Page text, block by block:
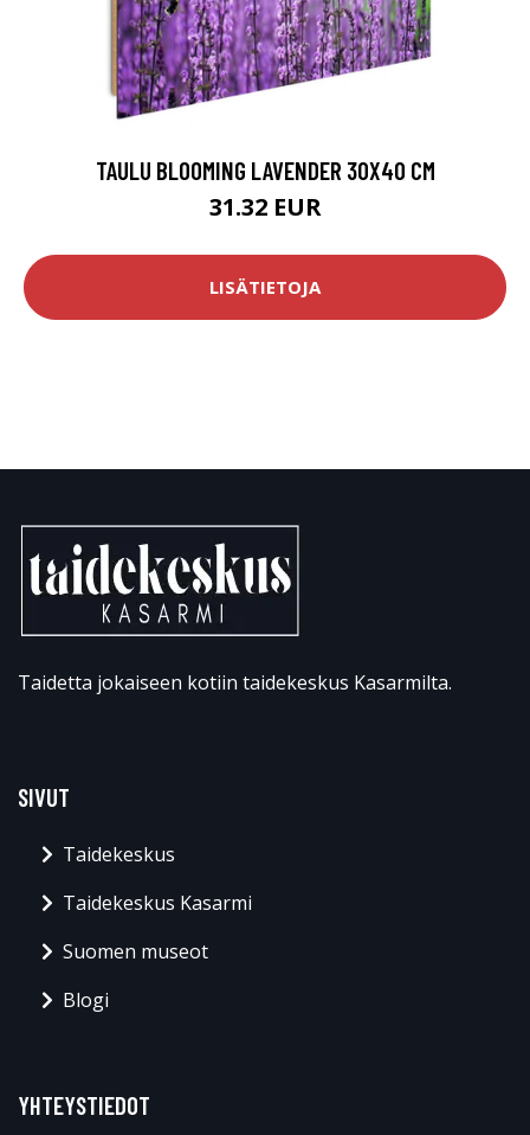
TAULU BLOOMING LAVENDER 30X40 CM
31.32 EUR
LISÄTIETOJA
Taidetta jokaiseen kotiin taidekeskus Kasarmilta.
SIVUT
Taidekeskus
Taidekeskus Kasarmi
Suomen museot
Blogi
YHTEYSTIEDOT